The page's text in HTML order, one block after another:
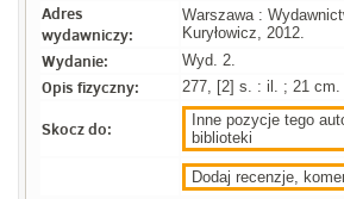
Adres
wydawniczy:
Warszawa :
Kuryłowicz, 2012.
Wydanie: Wyd. 2.
Opis fizyczny: 277, [2] s. : il. ; 21 cm.
Skocz do:
Inne pozycje tego
biblioteki
Dodaj recenzje,